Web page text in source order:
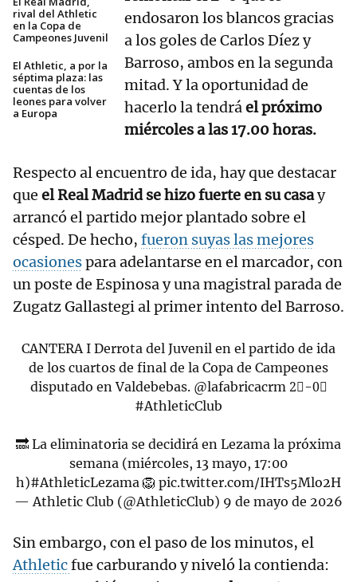
rival del Athletic
en la Copa de
Campeones Juvenil
El Athletic, a por la
séptima plaza: las
cuentas de los
leones para volver
a Europa
endosaron los blancos gracias
a los goles de Carlos Díez y
Barroso, ambos en la segunda
mitad. Y la oportunidad de
hacerlo la tendráel próximo
miércoles a las 17.00 horas.
Respecto al encuentro de ida, hay que destacar
que el Real Madrid se hizo fuerte en su casay
arrancó el partido mejor plantado sobre el
césped. De hecho, fueron suyas las mejores
ocasionespara adelantarse en el marcador, con
un poste de Espinosa y una magistral parada de
Zugatz Gallastegi al primer intento del Barroso.
CANTERA I Derrota del Juvenil en el partido de ida
de los cuartos de final de la Copa de Campeones
disputado en Valdebebas. @lafabricacrm2⃣-0⃣
#AthleticClub
🔜 La eliminatoria se decidirá en Lezama la próxima
semana (miércoles, 13 mayo, 17:00
h)#AthleticLezama 🦁 pic.twitter.com/IHTs5Mlo2H
— Athletic Club (@AthleticClub) 9 de mayo de 2026
Sin embargo, con el paso de los minutos, el
Athleticfue carburando y niveló la contienda: